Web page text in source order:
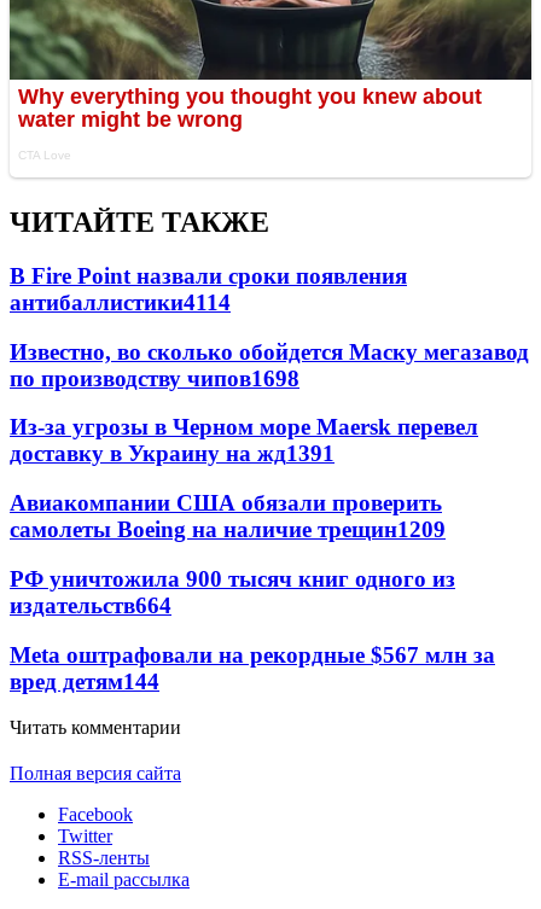
ЧИТАЙТЕ ТАКЖЕ
В Fire Point назвали сроки появления
антибаллистики4114
Известно, во сколько обойдется Маску мегазавод
по производству чипов1698
Из-за угрозы в Черном море Maersk перевел
доставку в Украину на жд1391
Авиакомпании США обязали проверить
самолеты Boeing на наличие трещин1209
РФ уничтожила 900 тысяч книг одного из
издательств664
Meta оштрафовали на рекордные $567 млн за
вред детям144
Читать комментарии
Полная версия сайта
Facebook
Twitter
RSS-ленты
E-mail рассылка